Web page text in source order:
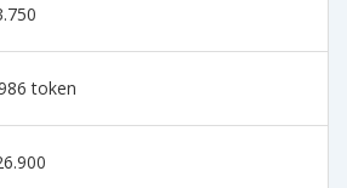
token